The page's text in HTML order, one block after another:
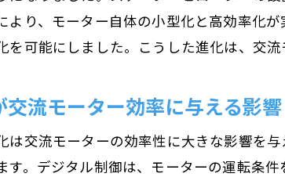
より、モーター自体の小型化と高効率化
を可能にしました。こうした進化は、交
交流モーター効率に与える影響
は交流モーターの効率性に大きな影響を
す。デジタル制御は、モーターの運転条